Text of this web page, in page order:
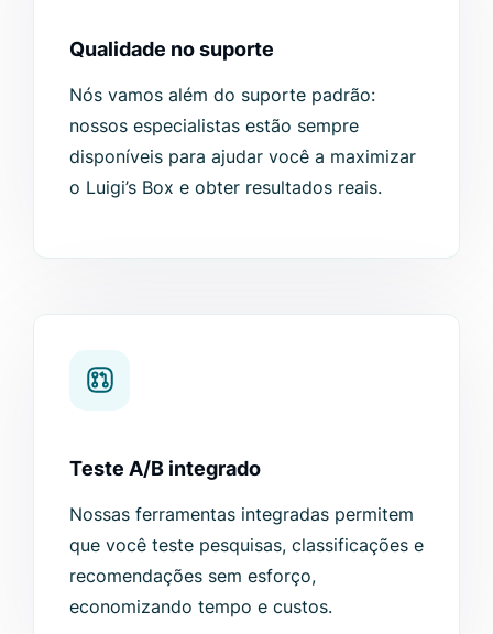
Qualidade no suporte
Nós vamos além do suporte padrão:
nossos especialistas estão sempre
disponíveis para ajudar você a maximizar
o Luigi’s Box e obter resultados reais.
Teste A/B integrado
Nossas ferramentas integradas permitem
que você teste pesquisas, classificações e
recomendações sem esforço,
economizando tempo e custos.